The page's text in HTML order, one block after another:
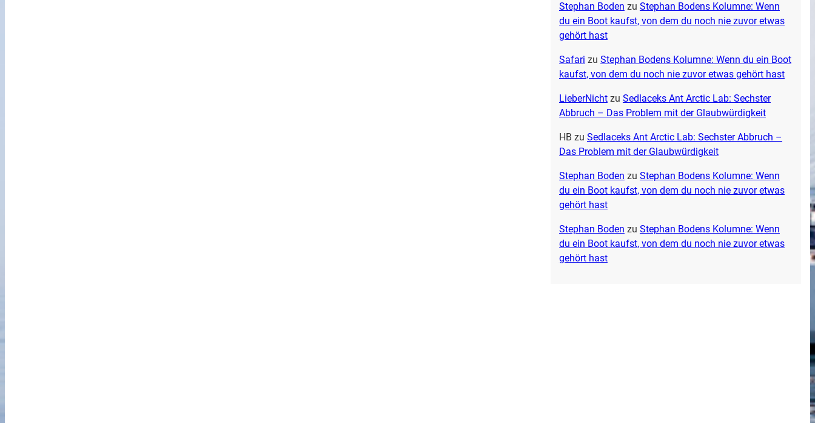
Stephan Boden zu Stephan Bodens Kolumne: Wenn
du ein Boot kaufst, von dem du noch nie zuvor etwas
gehört hast
Safari zu Stephan Bodens Kolumne: Wenn du ein Boot
kaufst, von dem du noch nie zuvor etwas gehört hast
LieberNichtzu Sedlaceks Ant Arctic Lab: Sechster
Abbruch – Das Problem mit der Glaubwürdigkeit
HB zu Sedlaceks Ant Arctic Lab: Sechster Abbruch –
Das Problem mit der Glaubwürdigkeit
Stephan Boden zu Stephan Bodens Kolumne: Wenn
du ein Boot kaufst, von dem du noch nie zuvor etwas
gehört hast
Stephan Boden zu Stephan Bodens Kolumne: Wenn
du ein Boot kaufst, von dem du noch nie zuvor etwas
gehört hast